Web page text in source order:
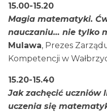
15.00-15.20
Magia matematyki.
nauczaniu… nie tylko
Mulawa, Prezes
Kompetencji w
15.20-15.40
Jak zachęcić uczniów
uczenia się